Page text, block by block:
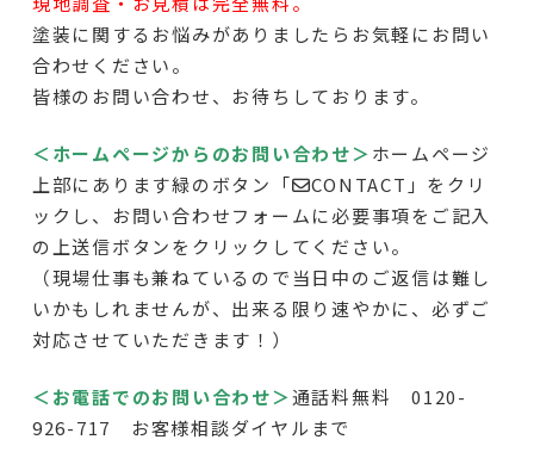
塗装に関するお悩みがありましたらお気軽にお問い
合わせください。
皆様のお問い合わせ、お待ちしております。
＜ホームページからのお問い合わせ＞ホームページ
上部にあります緑のボタン「✉CONTACT」をクリ
ックし、お問い合わせフォームに必要事項をご記入
の上送信ボタンをクリックしてください。
（現場仕事も兼ねているので当日中のご返信は難し
いかもしれませんが、出来る限り速やかに、必ずご
対応させていただきます！）
＜お電話でのお問い合わせ＞通話料無料 0120-
926-717 お客様相談ダイヤルまで